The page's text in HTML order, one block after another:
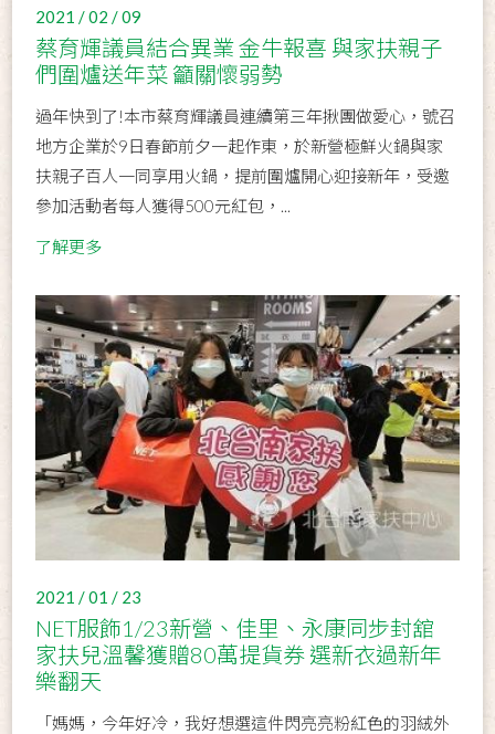
2021 / 02 / 09
蔡育輝議員結合異業 金牛報喜 與家扶親子
們圍爐送年菜 籲關懷弱勢
過年快到了!本市蔡育輝議員連續第三年揪團做愛心，號召
地方企業於9日春節前夕一起作東，於新營極鮮火鍋與家
扶親子百人一同享用火鍋，提前圍爐開心迎接新年，受邀
參加活動者每人獲得500元紅包，...
了解更多
2021 / 01 / 23
NET服飾1/23新營、佳里、永康同步封舘
家扶兒溫馨獲贈80萬提貨券 選新衣過新年
樂翻天
「媽媽，今年好冷，我好想選這件閃亮亮粉紅色的羽絨外